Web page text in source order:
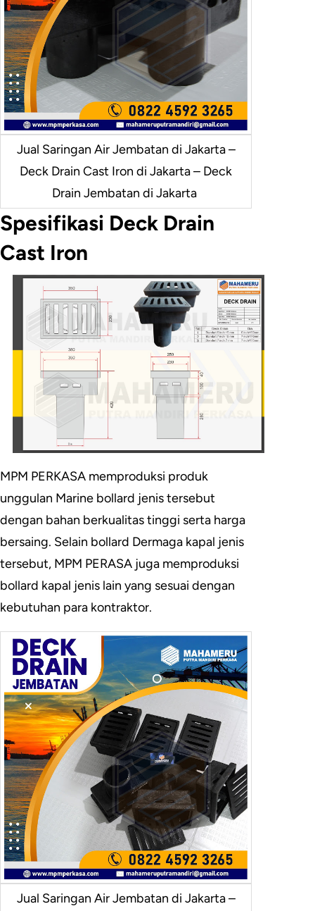
Jual Saringan Air Jembatan di Jakarta –
Deck Drain Cast Iron di Jakarta – Deck
Drain Jembatan di Jakarta
Spesifikasi Deck Drain
Cast Iron
MPM PERKASA memproduksi produk
unggulan Marine bollard jenis tersebut
dengan bahan berkualitas tinggi serta harga
bersaing. Selain bollard Dermaga kapal jenis
tersebut, MPM PERASA juga memproduksi
bollard kapal jenis lain yang sesuai dengan
kebutuhan para kontraktor.
Jual Saringan Air Jembatan di Jakarta –